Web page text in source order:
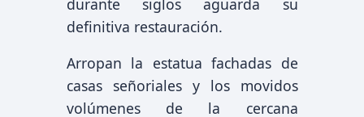
definitiva restauración.
Arropan la estatua fachadas de
casas señoriales y los movidos
volúmenes de la cercana